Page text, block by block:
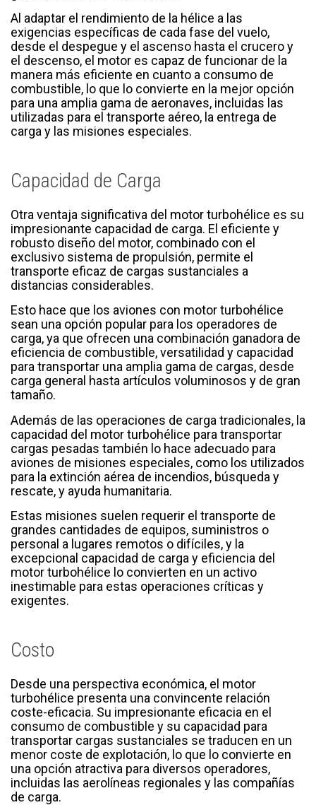
Al adaptar el rendimiento de la hélice a las
exigencias específicas de cada fase del vuelo,
desde el despegue y el ascenso hasta el crucero y
el descenso, el motor es capaz de funcionar de la
manera más eficiente en cuanto a consumo de
combustible, lo que lo convierte en la mejor opción
para una amplia gama de aeronaves, incluidas las
utilizadas para el transporte aéreo, la entrega de
carga y las misiones especiales.
Capacidad de Carga
Otra ventaja significativa del motor turbohélice es su
impresionante capacidad de carga. El eficiente y
robusto diseño del motor, combinado con el
exclusivo sistema de propulsión, permite el
transporte eficaz de cargas sustanciales a
distancias considerables.
Esto hace que los aviones con motor turbohélice
sean una opción popular para los operadores de
carga, ya que ofrecen una combinación ganadora de
eficiencia de combustible, versatilidad y capacidad
para transportar una amplia gama de cargas, desde
carga general hasta artículos voluminosos y de gran
tamaño.
Además de las operaciones de carga tradicionales, la
capacidad del motor turbohélice para transportar
cargas pesadas también lo hace adecuado para
aviones de misiones especiales, como los utilizados
para la extinción aérea de incendios, búsqueda y
rescate, y ayuda humanitaria.
Estas misiones suelen requerir el transporte de
grandes cantidades de equipos, suministros o
personal a lugares remotos o difíciles, y la
excepcional capacidad de carga y eficiencia del
motor turbohélice lo convierten en un activo
inestimable para estas operaciones críticas y
exigentes.
Costo
Desde una perspectiva económica, el motor
turbohélice presenta una convincente relación
coste-eficacia. Su impresionante eficacia en el
consumo de combustible y su capacidad para
transportar cargas sustanciales se traducen en un
menor coste de explotación, lo que lo convierte en
una opción atractiva para diversos operadores,
incluidas las aerolíneas regionales y las compañías
de carga.